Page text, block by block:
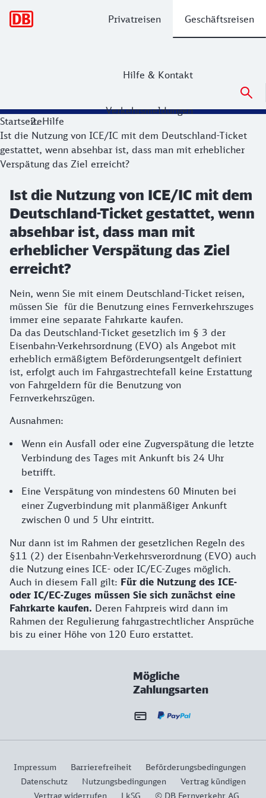
Privatreisen Geschäftsreisen
Hilfe & Kontakt
Verkehrsmeldungen
StartseiteHilfe
Ist die Nutzung von ICE/IC mit dem Deutschland-Ticket
gestattet, wenn absehbar ist, dass man mit erheblicher
Verspätung das Ziel erreicht?
Ist die Nutzung von ICE/IC mit dem
Deutschland-Ticket gestattet, wenn
absehbar ist, dass man mit
erheblicher Verspätung das Ziel
erreicht?
Nein, wenn Sie mit einem Deutschland-Ticket reisen,
müssen Sie für die Benutzung eines Fernverkehrszuges
immer eine separate Fahrkarte kaufen.
Da das Deutschland-Ticket gesetzlich im § 3 der
Eisenbahn-Verkehrsordnung (EVO) als Angebot mit
erheblich ermäßigtem Beförderungsentgelt definiert
ist, erfolgt auch im Fahrgastrechtefall keine Erstattung
von Fahrgeldern für die Benutzung von
Fernverkehrszügen.
Ausnahmen:
Wenn ein Ausfall oder eine Zugverspätung die letzte
Verbindung des Tages mit Ankunft bis 24 Uhr
betrifft.
Eine Verspätung von mindestens 60 Minuten bei
einer Zugverbindung mit planmäßiger Ankunft
zwischen 0 und 5 Uhr eintritt.
Nur dann ist im Rahmen der gesetzlichen Regeln des
§11 (2) der Eisenbahn-Verkehrsverordnung (EVO) auch
die Nutzung eines ICE- oder IC/EC-Zuges möglich.
Auch in diesem Fall gilt: Für die Nutzung des ICE-
oder IC/EC-Zuges müssen Sie sich zunächst eine
Fahrkarte kaufen. Deren Fahrpreis wird dann im
Rahmen der Regulierung fahrgastrechtlicher Ansprüche
bis zu einer Höhe von 120 Euro erstattet.
Mögliche
Zahlungsarten
Impressum Barrierefreiheit
Beförderungsbedingungen
Datenschutz
Nutzungsbedingungen
Vertrag kündigen
Vertrag widerrufen
LkSG © DB Fernverkehr AG